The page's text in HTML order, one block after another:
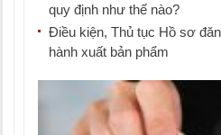
quy định như thế nào?
Điều kiện, Thủ tục Hồ sơ
hành xuất bản phẩm